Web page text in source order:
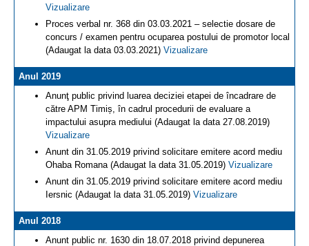
Vizualizare
Proces verbal nr. 368 din 03.03.2021 – selectie dosare de
concurs / examen pentru ocuparea postului de promotor local
(Adaugat la data 03.03.2021) Vizualizare
Anul 2019
Anunţ public privind luarea deciziei etapei de încadrare de
către APM Timiș, în cadrul procedurii de evaluare a
impactului asupra mediului (Adaugat la data 27.08.2019)
Vizualizare
Anunt din 31.05.2019 privind solicitare emitere acord mediu
Ohaba Romana (Adaugat la data 31.05.2019) Vizualizare
Anunt din 31.05.2019 privind solicitare emitere acord mediu
Iersnic (Adaugat la data 31.05.2019) Vizualizare
Anul 2018
Anunt public nr. 1630 din 18.07.2018 privind depunerea